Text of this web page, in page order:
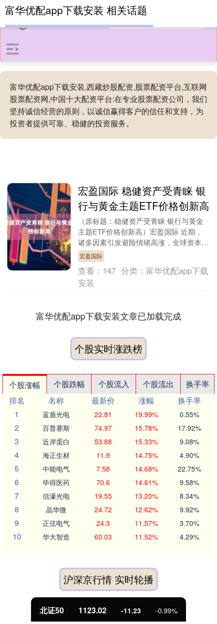
富华优配app下载安装,西藏炒股配资,股票配资平台,互联网
股票配资网,中国十大配资平台:在专业股票配资公司，我们
坚持诚信经营的原则，以诚信赢得客户的信任和支持，为
投资者提供可靠、稳健的投资服务。
富华优配app下载安装 相关话题
宏盈国际 稳健资产受青睐 银
行与黄金主题ETF价格创新高
（原标题：稳健资产受青睐 银行与黄金
主题ETF价格创新高）宏盈国际 近期，
诸多因素引发避险情绪高涨，全球资本市
场表现震荡，稳健型资产受到资金青睐，
黄金和银行两大....
宏盈国际
查看： 147 分类：富华优配app下载
安装
富华优配app下载安装文章已加载完成
个股实时涨跌榜
个股涨幅 个股跌幅 个股流入 个股流出
换手率
排名
名称 最新价 涨幅
换手率
1
蓝盾光电 22.81 19.99% 0.55%
2 百普赛斯 74.97 15.78% 17.92%
3 近岸蛋白 53.88 15.33% 9.08%
4 海正生材 11.9 14.75% 4.90%
5 中能电气 7.58 14.68% 22.75%
6 毕得医药 70.6 14.61% 9.58%
7 信濠光电 19.55 13.20% 8.34%
8 晶华微 24.72 12.62% 9.92%
9 正弦电气 24.3 11.57% 3.70%
10 华大智造 60.03 11.52% 4.29%
沪深京行情 实时轮播
北证50 1123.02 -11.23 -0.99%